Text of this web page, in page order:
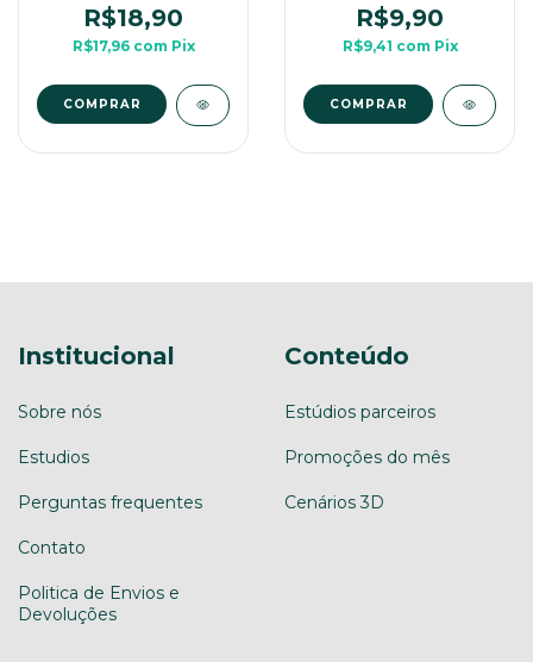
Para RPG de Mesa
R$18,90
R$17,96 com Pix
Mesa
R$9,90
R$9,41 com Pix
COMPRAR
Institucional
Sobre nós
Estudios
Perguntas frequentes
Contato
Politica de Envios e
Devoluções
Conteúdo
Estúdios parceiros
Promoções do mês
Cenários 3D